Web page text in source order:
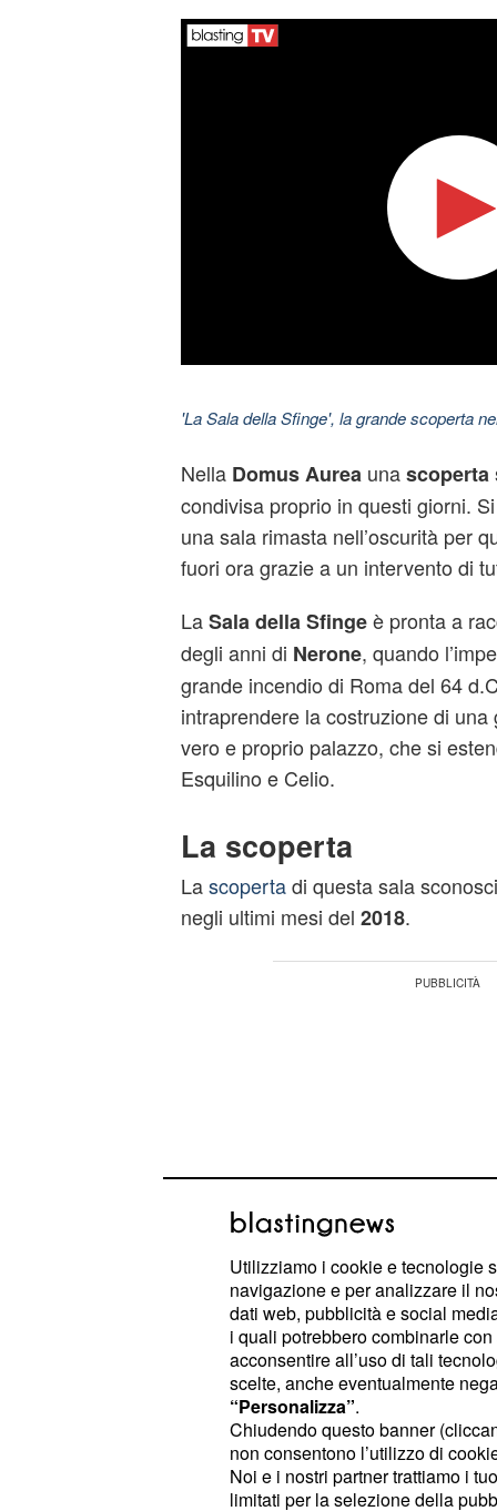
'La Sala della Sfinge', la grande scoperta
Nella Domus Aurea unascoperta
condivisa proprio in questi giorni.
una sala rimasta nell’oscurità per
fuori ora grazie a un intervento di
LaSala della Sfingeè pronta a
degli anni di Nerone, quando
grande incendio di Roma del 64
intraprendere la costruzione di
vero e proprio palazzo, che si
Esquilino e Celio.
La scoperta
Lascopertadi questa sala
negli ultimi mesi del 2018.
Un ponteggio era stato montato
di una delle 150 sale conosciute
Aurea, la sala 72. E, proprio in
nord della copertura della sala, gli
si imbatterono in una grande e
Utilizziamo i cookie e tecnologie
navigazione e per analizzare il
dati web, pubblicità e social
i quali potrebbero combinarle
acconsentire all’uso di tali
scelte, anche eventualmente
“Personalizza”.
Chiudendo questo banner
non consentono l’utilizzo di
Noi e i nostri partner trattiamo i
limitati per la selezione della